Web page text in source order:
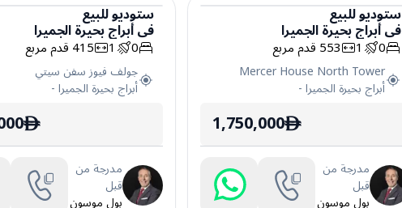
ستوديو
ستوديوللبيع
فيأبراج بحيرة الجميرا
0
1
553قدم مربع
Mercer House North Tower
أبراج بحيرة الجميرا-
ê
1,750,000
مدرجة من
قبل
بول موسون
ستوديو
ستوديوللبيع
فيأبراج بحيرة الجميرا
0
1
415قدم مربع
جولف فيوز سفن سيتي
أبراج بحيرة الجميرا-
ê
مدرجة من
قبل
بول موسون